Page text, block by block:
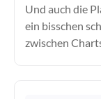
Naga
Plus500
Und auch die
ein bisschen
zwischen